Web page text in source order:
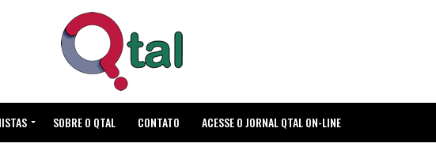
SOBRE O QTAL CONTATO ACESSE O JORNAL QTAL ON-LINE